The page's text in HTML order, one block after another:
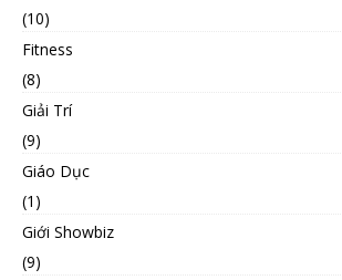
(10)
Fitness
(8)
Giải Trí
(9)
Giáo Dục
(1)
Giới Showbiz
(9)